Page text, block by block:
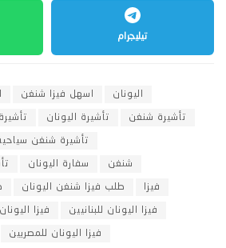
تيليجرام
اسهل فيزا شنغن اليونان
تأشيرة اليونان تأشيرة شنغن
تأشيرة شنغن
سفارة اليونان شنغن
طلب فيزا شنغن اليونان فيزا
فيزا فيزا اليونان للبنانيين
فيزا اليونان للمصريين